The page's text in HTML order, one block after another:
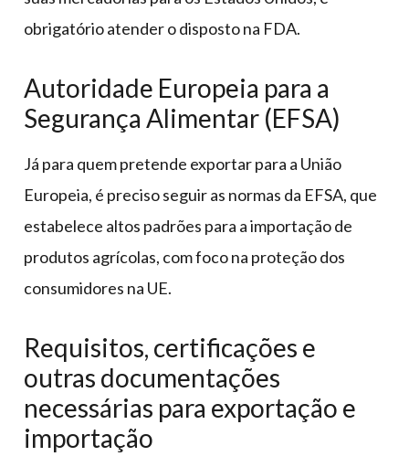
obrigatório atender o disposto na FDA.
Autoridade Europeia para a
Segurança Alimentar (EFSA)
Já para quem pretende exportar para a União
Europeia, é preciso seguir as normas da EFSA, que
estabelece altos padrões para a importação de
produtos agrícolas, com foco na proteção dos
consumidores na UE.
Requisitos, certificações e
outras documentações
necessárias para exportação e
importação